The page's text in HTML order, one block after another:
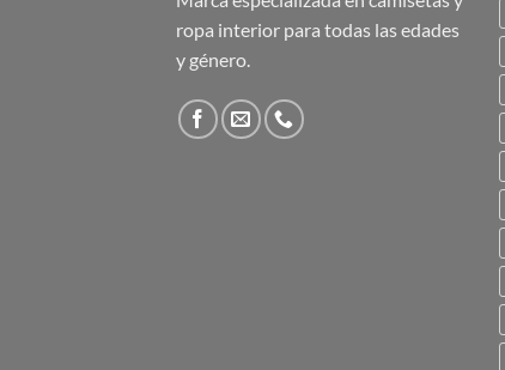
ropa interior para todas las edades
y género.